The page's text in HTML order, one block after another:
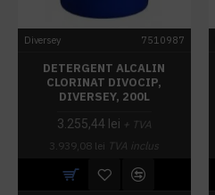
Diversey 7510987
DETERGENT ALCALIN
CLORINAT DIVOCIP,
DIVERSEY, 200L
3.255,44 lei + TVA
3.939,08 lei TVA inclus